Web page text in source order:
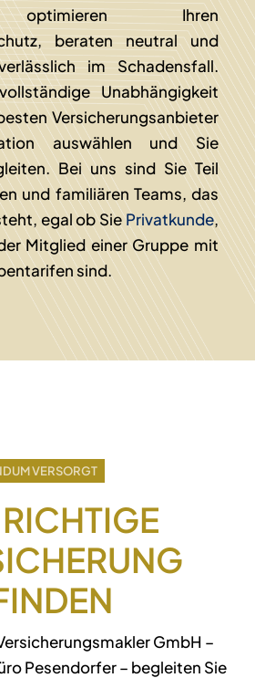
optimieren Ihren
beraten neutral und
im Schadensfall.
Unabhängigkeit
Versicherungsanbieter
auswählen und Sie
Bei uns sind Sie Teil
und familiären Teams, das
egal ob SiePrivatkunde,
Mitglied einer Gruppe mit
sind.
VERSORGT
GmbH –
Pesendorfer – begleiten Sie